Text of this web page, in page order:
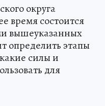
округа
время состоится
вышеуказанных
определить этапы
силы и
для